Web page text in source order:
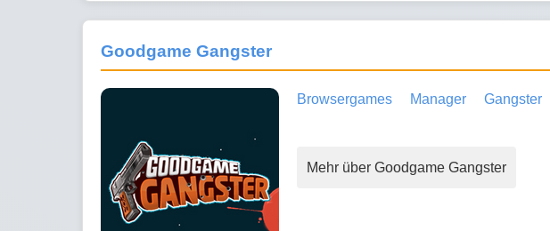
Goodgame Gangster
Browsergames Manager Gangster
Mehr über Goodgame Gangster